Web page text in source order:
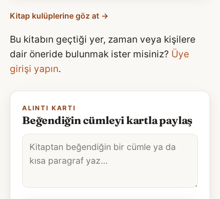
Kitap kulüplerine göz at →
Bu kitabın geçtiği yer, zaman veya kişilere
dair öneride bulunmak ister misiniz? Üye
girişi yapın.
ALINTI KARTI
Beğendiğin cümleyi kartla paylaş
Alıntı
metni